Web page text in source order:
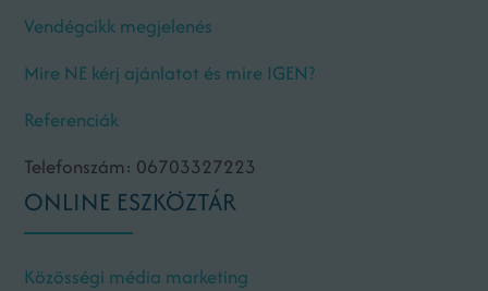
Vendégcikk megjelenés
Mire NE kérj ajánlatot és mire IGEN?
Referenciák
Telefonszám: 06703327223
ONLINE ESZKÖZTÁR
Közösségi média marketing